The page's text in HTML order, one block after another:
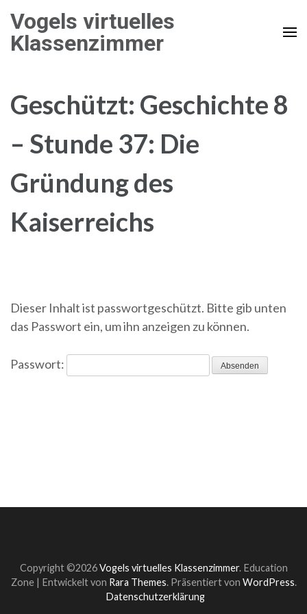
Inhalt
springen
Vogels virtuelles
Klassenzimmer
Geschützt: Geschichte 8
– Stunde 37: Die
Gründung des
Kaiserreichs
Dieser Inhalt ist passwortgeschützt. Bitte gib unten
das Passwort ein, um ihn anzeigen zu können.
Passwort:
Copyright ©2026Vogels virtuelles Klassenzimmer. Education
Zone | Entwickelt von Rara Themes. Präsentiert von WordPress.
Datenschutzerklärung